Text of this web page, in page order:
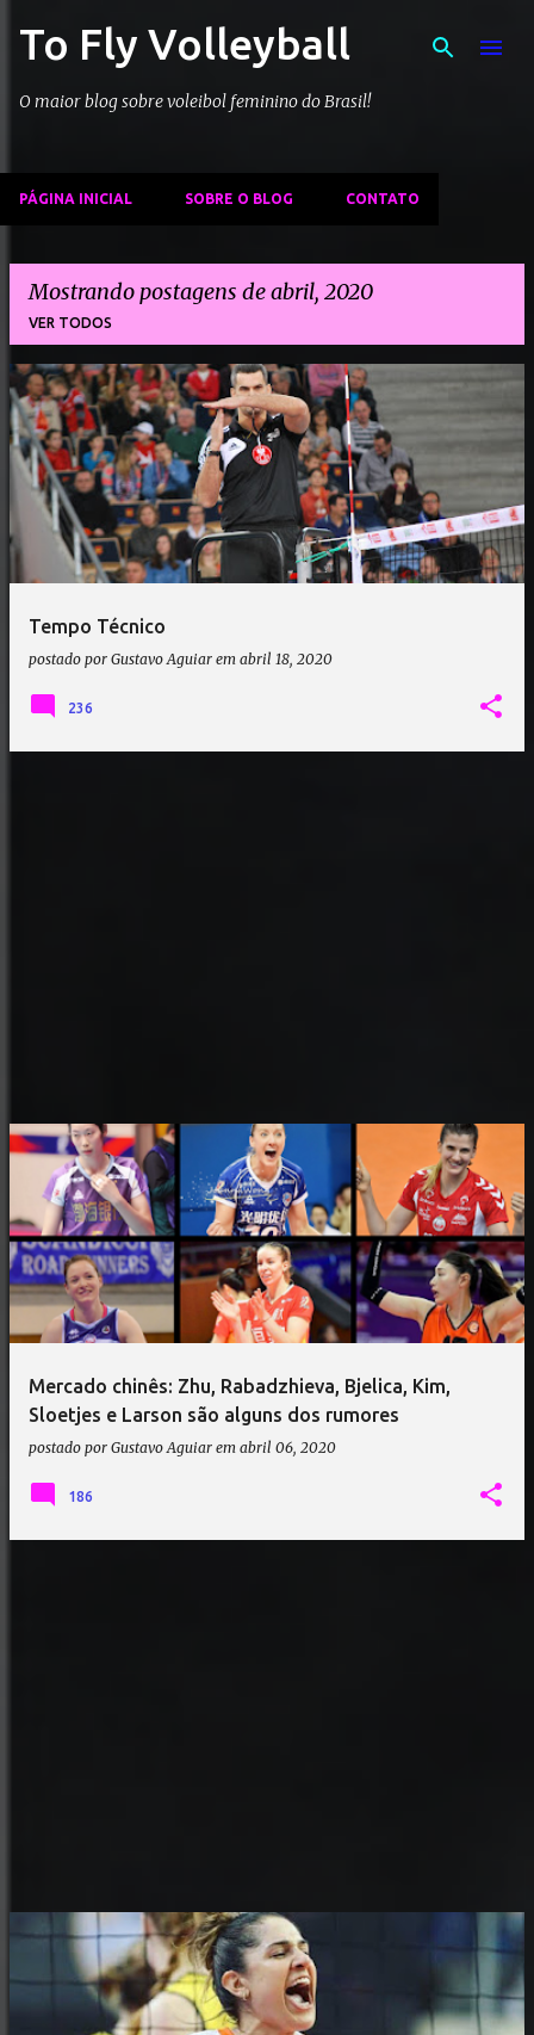
Pular para o conteúdo principal
To Fly Volleyball
O maior blog sobre voleibol feminino do Brasil!
PÁGINA INICIAL SOBRE O BLOG CONTATO
Mostrando postagens de abril, 2020
VER TODOS
P
o
t
a
Tempo Técnico
postado por Gustavo Aguiar em abril 18, 2020
236
Mercado chinês: Zhu, Rabadzhieva, Bjelica, Kim,
Sloetjes e Larson são alguns dos rumores
postado por Gustavo Aguiar em abril 06, 2020
186